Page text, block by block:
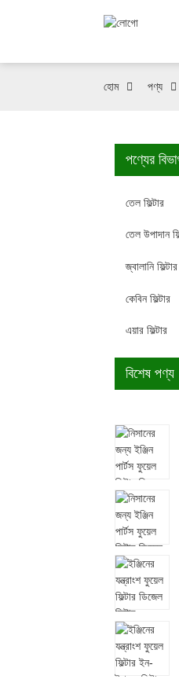
হোম পণ্য
পণ্যের
তেল ফিল্টার
তেল উপাদান
জ্বালানি ফিল্টার
কেবিন ফিল্টার
এয়ার ফিল্টার
বিশেষ পণ্য